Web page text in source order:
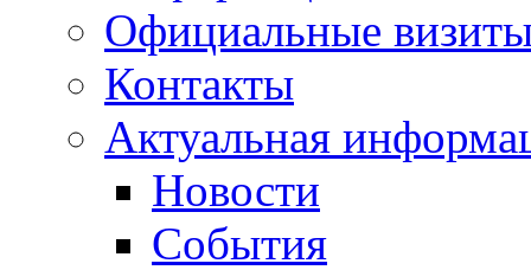
Официальные
Контакты
Актуальная
Новости
События